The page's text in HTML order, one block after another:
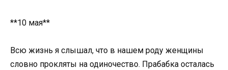
**10 мая**
Всю жизнь я слышал, что в нашем роду женщины
словно прокляты на одиночество. Прабабка осталась